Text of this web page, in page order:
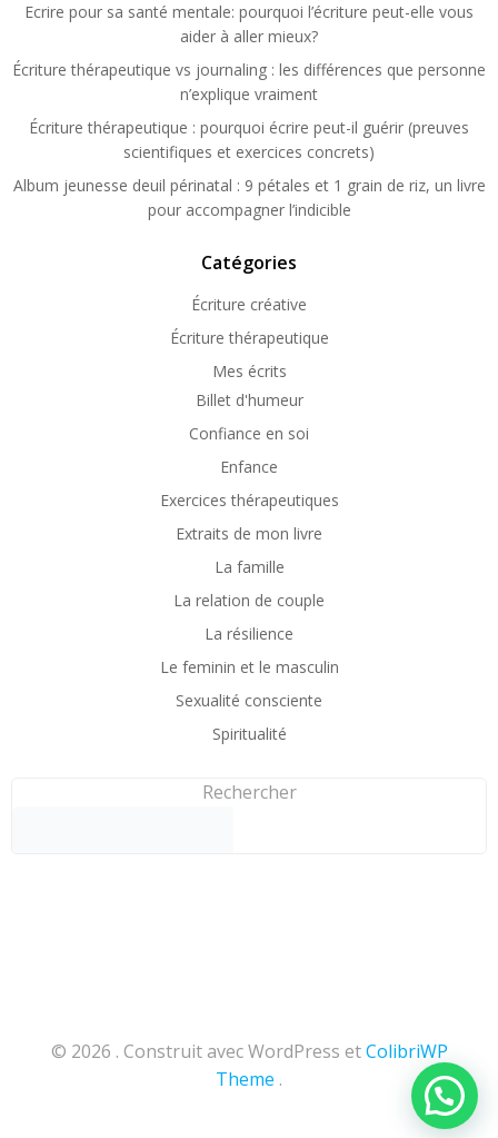
Ecrire pour sa santé mentale: pourquoi l’écriture peut-elle vous
aider à aller mieux?
Écriture thérapeutique vs journaling : les différences que personne
n’explique vraiment
Écriture thérapeutique : pourquoi écrire peut-il guérir (preuves
scientifiques et exercices concrets)
Album jeunesse deuil périnatal : 9 pétales et 1 grain de riz, un livre
pour accompagner l’indicible
Catégories
Écriture créative
Écriture thérapeutique
Mes écrits
Billet d'humeur
Confiance en soi
Enfance
Exercices thérapeutiques
Extraits de mon livre
La famille
La relation de couple
La résilience
Le feminin et le masculin
Sexualité consciente
Spiritualité
Rechercher
© 2026 . Construit avec WordPress etColibriWP
Theme .